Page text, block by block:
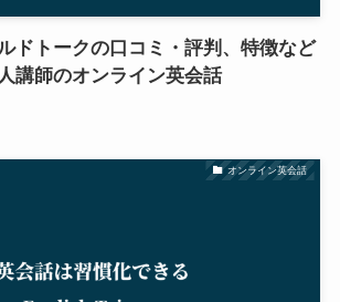
ドトークの口コミ・評判、特徴など
講師のオンライン英会話
オンライン英会話